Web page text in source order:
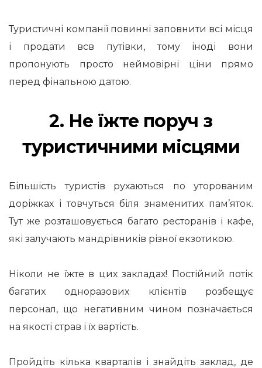
Туристичні компанії повинні заповнити всі місця
і продати всв путівки, тому іноді вони
пропонують просто неймовірні ціни прямо
перед фінальною датою.
2. Не їжте поруч з
туристичними місцями
Більшість туристів рухаються по уторованим
доріжках і товчуться біля знаменитих пам’яток.
Тут же розташовується багато ресторанів і кафе,
які залучають мандрівників різної екзотикою.
Ніколи не їжте в цих закладах! Постійний потік
багатих одноразових клієнтів розбещує
персонал, що негативним чином позначається
на якості страв і їх вартість.
Пройдіть кілька кварталів і знайдіть заклад, де